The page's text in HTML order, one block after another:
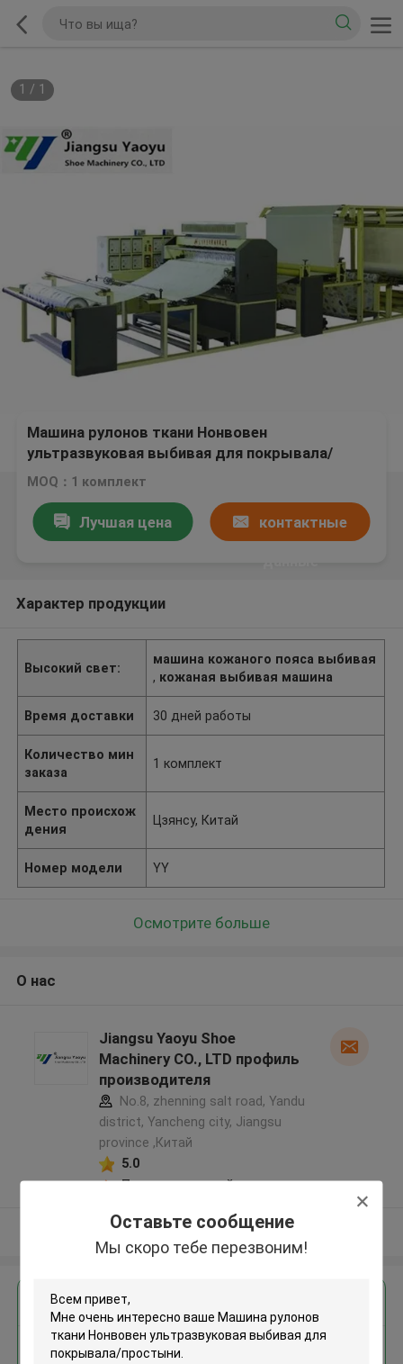
Оставьте сообщение
Мы скоро тебе перезвоним!
1 / 1
Машина рулонов ткани Нонвовен
ультразвуковая выбивая для покрывала/
простыни
MOQ：1 комплект
Лучшая цена контактные
Характер продукции
Высокий свет:
машина кожаного пояса выбивая
, кожаная выбивая машина
Время доставки 30 дней работы
Количество мин
заказа
1 комплект
Место происхож
дения
Цзянсу, Китай
Номер модели YY
Осмотрите больше
О нас
Jiangsu Yaoyu Shoe
Machinery CO., LTD профиль
производителя
No.8, zhenning salt road, Yandu
district, Yancheng city, Jiangsu
province ,Китай
5.0
Подтверженный
Осмотрите больше
Получить лучшую цену для
Машина рулонов ткани